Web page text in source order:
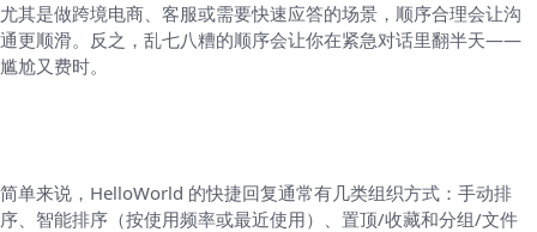
尤其是做跨境电商、客服或需要快速应答的场景，顺序合理会让沟
通更顺滑。反之，乱七八糟的顺序会让你在紧急对话里翻半天——
尴尬又费时。
简单来说，HelloWorld 的快捷回复通常有几类组织方式：手动排
序、智能排序（按使用频率或最近使用）、置顶/收藏和分组/文件